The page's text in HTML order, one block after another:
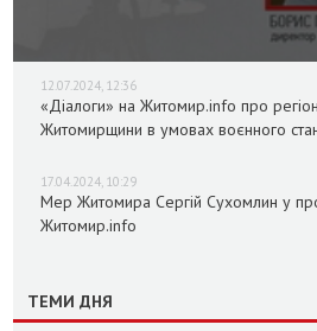
12.07.2024, 12:36
«Діалоги» на Житомир.info про
Житомирщини в умовах воєнного
17.04.2024, 10:29
Мер Житомира Сергій Сухомлин у
Житомир.info
ТЕМИ ДНЯ